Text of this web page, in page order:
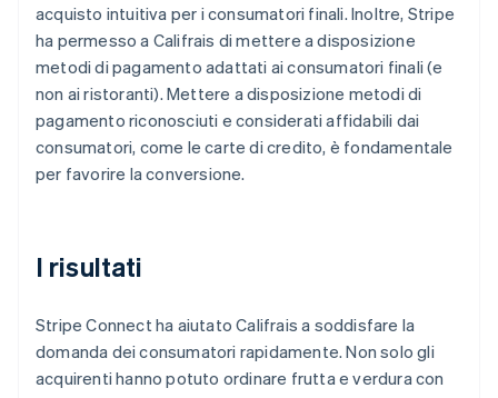
acquisto intuitiva per i consumatori finali. Inoltre, Stripe
ha permesso a Califrais di mettere a disposizione
metodi di pagamento adattati ai consumatori finali (e
non ai ristoranti). Mettere a disposizione metodi di
pagamento riconosciuti e considerati affidabili dai
consumatori, come le carte di credito, è fondamentale
per favorire la conversione.
I risultati
Stripe Connect ha aiutato Califrais a soddisfare la
domanda dei consumatori rapidamente. Non solo gli
acquirenti hanno potuto ordinare frutta e verdura con